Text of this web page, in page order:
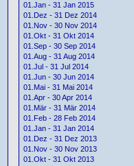
01.Jan - 31 Jan 2015
01.Dez - 31 Dez 2014
01.Nov - 30 Nov 2014
01.Okt - 31 Okt 2014
01.Sep - 30 Sep 2014
01.Aug - 31 Aug 2014
01.Jul - 31 Jul 2014
01.Jun - 30 Jun 2014
01.Mai - 31 Mai 2014
01.Apr - 30 Apr 2014
01.Mär - 31 Mär 2014
01.Feb - 28 Feb 2014
01.Jan - 31 Jan 2014
01.Dez - 31 Dez 2013
01.Nov - 30 Nov 2013
01.Okt - 31 Okt 2013